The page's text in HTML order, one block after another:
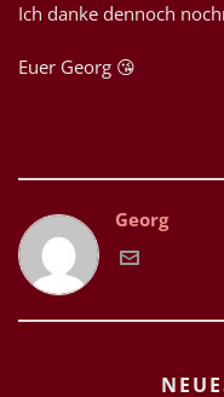
Ich danke dennoch
Euer Georg 😘
Georg